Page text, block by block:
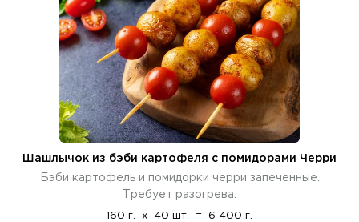
Шашлычок из бэби картофеля с помидорами Черри
Бэби картофель и помидорки черри запеченные.
Требует разогрева.
160 г. x 40 шт. = 6 400 г.